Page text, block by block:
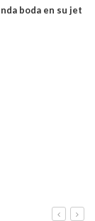
boda en su jet